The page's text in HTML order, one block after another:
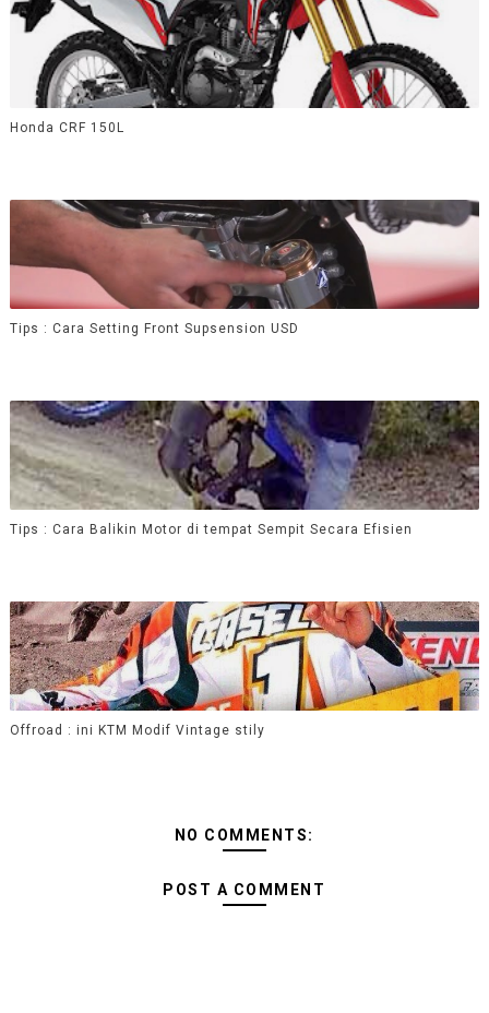
Honda CRF 150L
Tips : Cara Setting Front Supsension USD
Tips : Cara Balikin Motor di tempat Sempit Secara Efisien
Offroad : ini KTM Modif Vintage stily
NO COMMENTS:
POST A COMMENT